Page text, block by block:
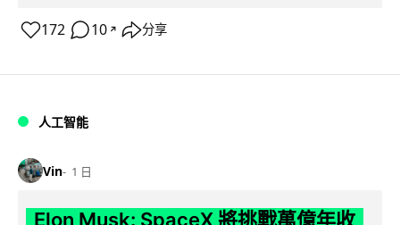
172 10 ↗ 分享
人工智能
Vin 1 日
Elon Musk: SpaceX 將挑戰萬億年收